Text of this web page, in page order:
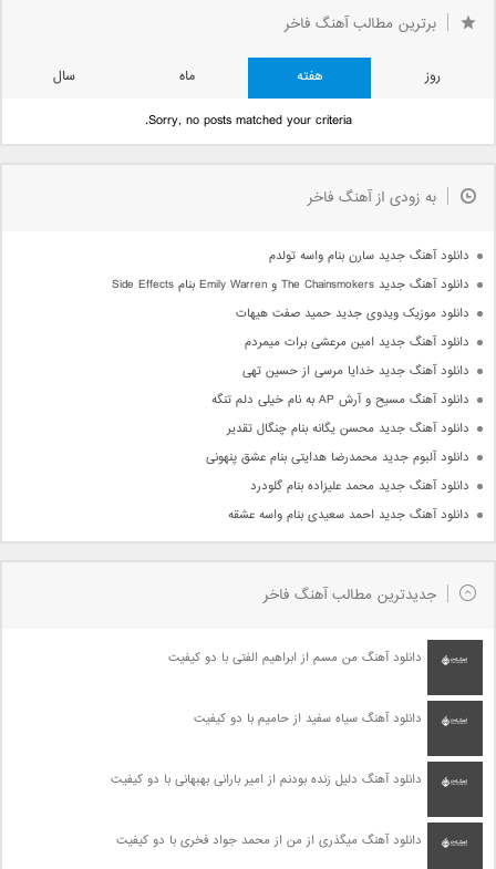
برترین مطالب آهنگ فاخر
روز هفته ماه
سال
Sorry, no posts matched your criteria.
به زودی از آهنگ فاخر
دانلود آهنگ جدید سارن بنام واسه تولدم
دانلود آهنگ جدید The Chainsmokers و Emily Warren بنام Side Effects
دانلود موزیک ویدوی جدید حمید صفت هیهات
دانلود آهنگ جدید امین مرعشی برات میمردم
دانلود آهنگ جدید خدایا مرسی از حسین تهی
دانلود آهنگ مسیح و آرش AP به نام خیلی دلم تنگه
دانلود آهنگ جدید محسن یگانه بنام چنگال تقدیر
دانلود آلبوم جدید محمدرضا هدایتی بنام عشق پنهونی
دانلود آهنگ جدید محمد علیزاده بنام گلودرد
دانلود آهنگ جدید احمد سعیدی بنام واسه عشقه
جدیدترین مطالب آهنگ فاخر
دانلود آهنگ من مسم از ابراهیم الفتی با دو کیفیت
دانلود آهنگ سیاه سفید از حامیم با دو کیفیت
دانلود آهنگ دلیل زنده بودنم از امیر بارانی بهبهانی با دو کیفیت
دانلود آهنگ میگذری از من از محمد جواد فخری با دو کیفیت